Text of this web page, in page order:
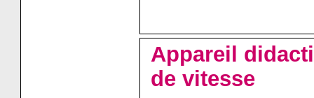
Appareil
de vitesse